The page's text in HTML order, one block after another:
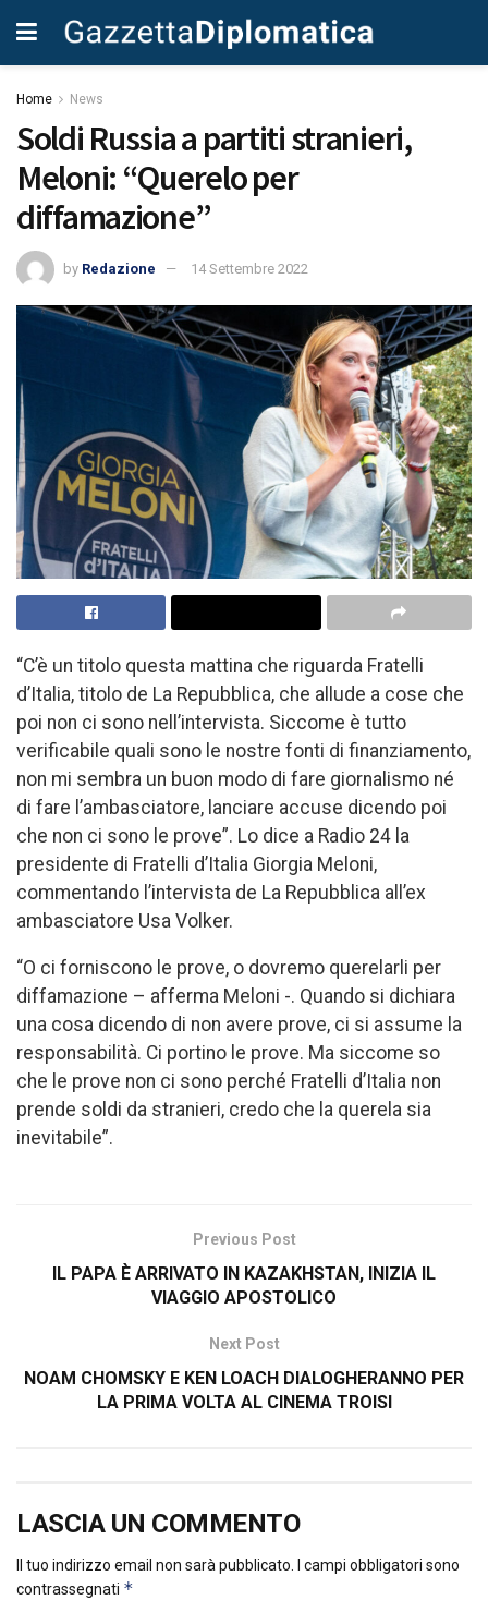
Home News
Soldi Russia a partiti stranieri,
Meloni: “Querelo per
diffamazione”
by Redazione 14 Settembre 2022
“C’è un titolo questa mattina che riguarda Fratelli
d’Italia, titolo de La Repubblica, che allude a cose che
poi non ci sono nell’intervista. Siccome è tutto
verificabile quali sono le nostre fonti di finanziamento,
non mi sembra un buon modo di fare giornalismo né
di fare l’ambasciatore, lanciare accuse dicendo poi
che non ci sono le prove”. Lo dice a Radio 24 la
presidente di Fratelli d’Italia Giorgia Meloni,
commentando l’intervista de La Repubblica all’ex
ambasciatore Usa Volker.
“O ci forniscono le prove, o dovremo querelarli per
diffamazione – afferma Meloni -. Quando si dichiara
una cosa dicendo di non avere prove, ci si assume la
responsabilità. Ci portino le prove. Ma siccome so
che le prove non ci sono perché Fratelli d’Italia non
prende soldi da stranieri, credo che la querela sia
inevitabile”.
Previous Post
IL PAPA È ARRIVATO IN KAZAKHSTAN, INIZIA IL
VIAGGIO APOSTOLICO
Next Post
NOAM CHOMSKY E KEN LOACH DIALOGHERANNO PER
LA PRIMA VOLTA AL CINEMA TROISI
LASCIA UN COMMENTO
Il tuo indirizzo email non sarà pubblicato.
I campi obbligatori sono
contrassegnati *